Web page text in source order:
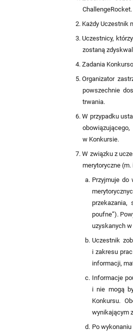
ChallengeRocket.
Każdy Uczestnik
Uczestnicy,
zostaną
Zadania
Organizator
powszechnie
trwania.
W przypadku
w Konkursie.
W związku z
merytoryczne
Przyjmuje do
przekazania,
poufne”).
uzyskanych
Uczestnik
i zakresu
informacji,
Informacje
i nie mogą
Konkursu.
wynikającym
Po